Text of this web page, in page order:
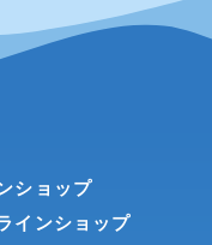
ショップ
インショップ